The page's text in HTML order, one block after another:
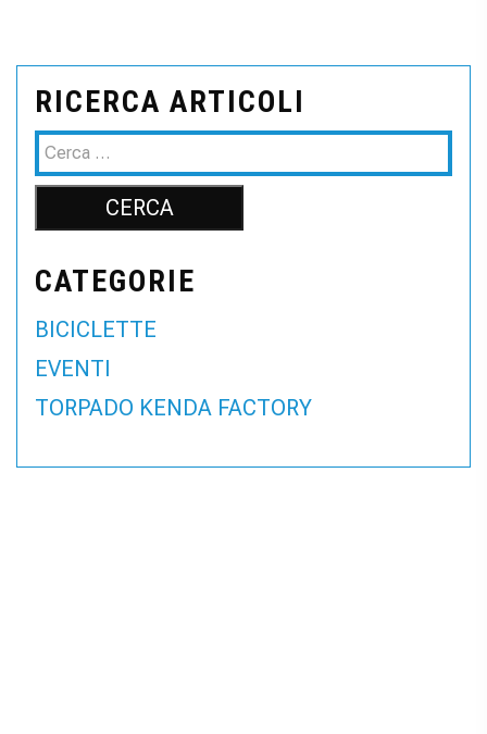
RICERCA ARTICOLI
CATEGORIE
BICICLETTE
EVENTI
TORPADO KENDA FACTORY